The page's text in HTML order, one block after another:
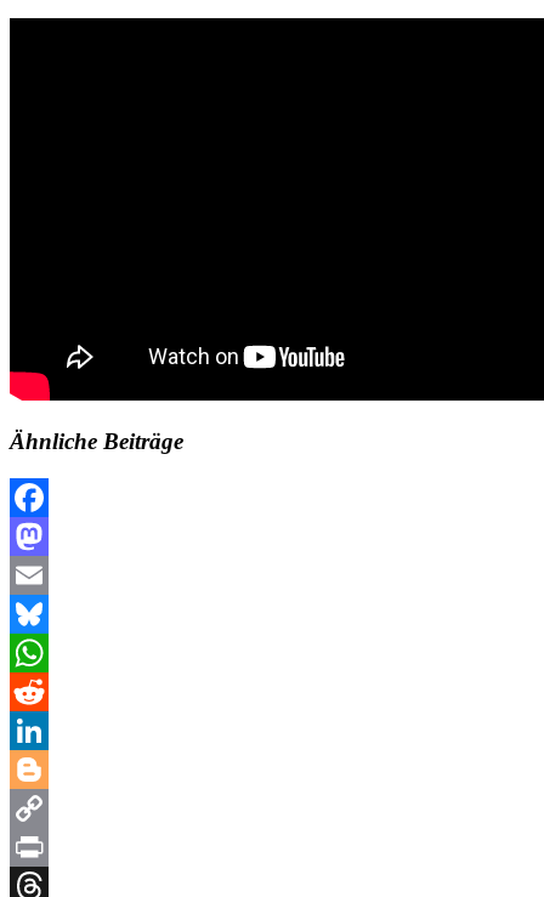
Ähnliche Beiträge
Facebook
Mastodon
Email
Bluesky
WhatsApp
Reddit
LinkedIn
Blogger
Copy
Link
Print